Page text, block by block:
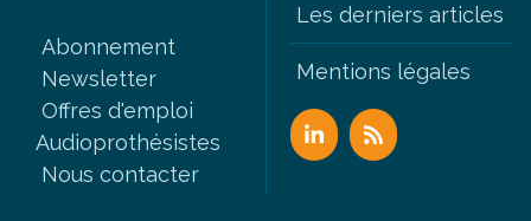
Les derniers articles
Abonnement
Newsletter
Offres d'emploi
Audioprothésistes
Nous contacter
Mentions légales